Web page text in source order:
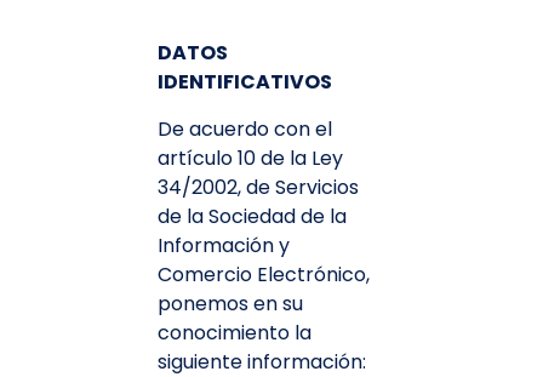
DATOS
IDENTIFICATIVOS
De acuerdo con el
artículo 10 de la Ley
34/2002, de Servicios
de la Sociedad de la
Información y
Comercio Electrónico,
ponemos en su
conocimiento la
siguiente información: